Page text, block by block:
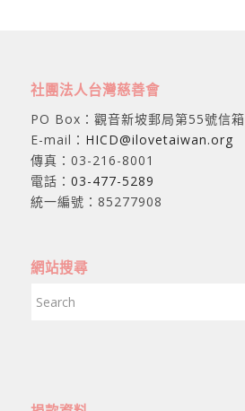
社團法人台灣慈善會
PO Box：觀音新坡郵局第55號信箱
E-mail： HICD@ilovetaiwan.org
傳真：03-216-8001
電話： 03-477-5289
統一編號：85277908
網站搜尋